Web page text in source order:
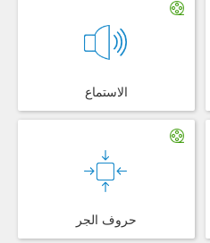
الاستماع
حروف الجر